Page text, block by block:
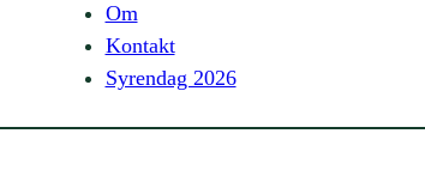
Om
Kontakt
Syrendag 2026